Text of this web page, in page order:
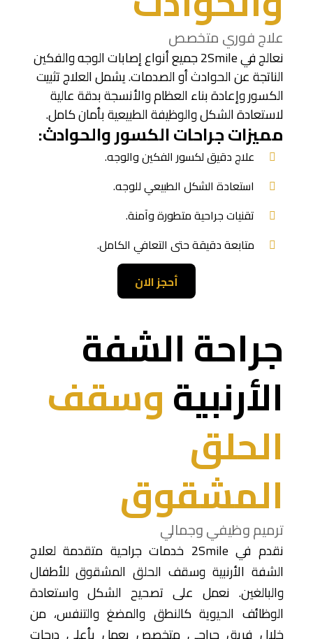
علاج فوري متخصص
نعالج في 2Smile جميع أنواع إصابات الوجه والفكين
الناتجة عن الحوادث أو الصدمات. يشمل العلاج تثبيت
الكسور وإعادة بناء العظام والأنسجة بدقة عالية
لاستعادة الشكل والوظيفة الطبيعية بأمان كامل.
مميزات جراحات الكسور والحوادث:
علاج دقيق لكسور الفكين والوجه.
استعادة الشكل الطبيعي للوجه.
تقنيات جراحية متطورة وآمنة.
متابعة دقيقة حتى التعافي الكامل.
أحجز الان
جراحة الشفة
الأرنبيةوسقف
الحلق
المشقوق
ترميم وظيفي وجمالي
نقدم في 2Smile خدمات جراحية متقدمة لعلاج
الشفة الأرنبية وسقف الحلق المشقوق للأطفال
والبالغين. نعمل على تصحيح الشكل واستعادة
الوظائف الحيوية كالنطق والمضغ والتنفس، من